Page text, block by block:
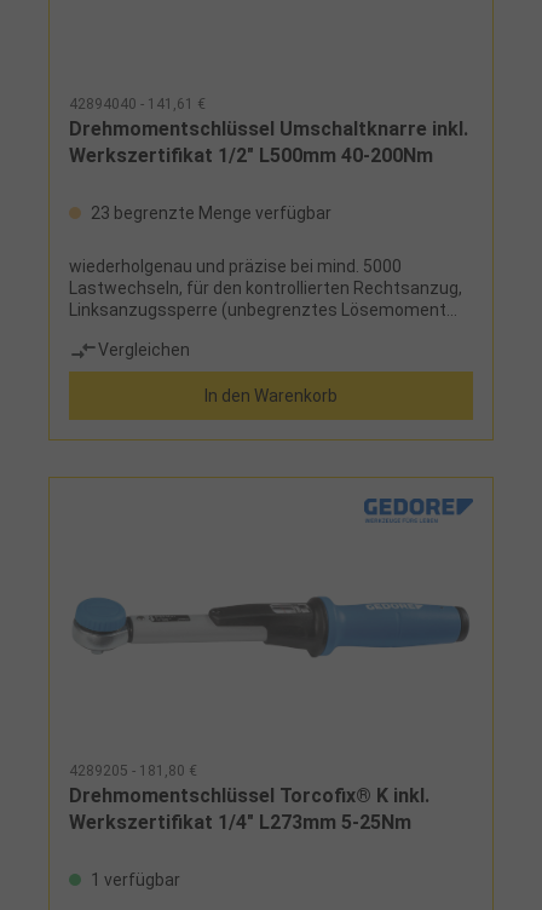
42894040 - 141,61 €
Drehmomentschlüssel Umschaltknarre inkl.
Werkszertifikat 1/2" L500mm 40-200Nm
23 begrenzte Menge verfügbar
wiederholgenau und präzise bei mind. 5000
Lastwechseln, für den kontrollierten Rechtsanzug,
Linksanzugssperre (unbegrenztes Lösemoment
präzise Einstellung und teilbarer Nm-
Mikrometerskala für feine Einstellung, deutlich hör-
und fühlbare Drehmomentauslösung durch
Kurzwegauslösung, Einstellen des Drehmomentes
schnell und sicher durch Drehen des Handgriffes,
Druckknopf-Schnelllösefunktion am Ratschenkopf,
Zweikomponenten-Griff mit Weichzone,
Vierkantantrieb nach DIN 3120 und ISO 1174 mit
Vergleichen
In den Warenkorb
4289205 - 181,80 €
Drehmomentschlüssel Torcofix® K inkl.
Werkszertifikat 1/4" L273mm 5-25Nm
1 verfügbar